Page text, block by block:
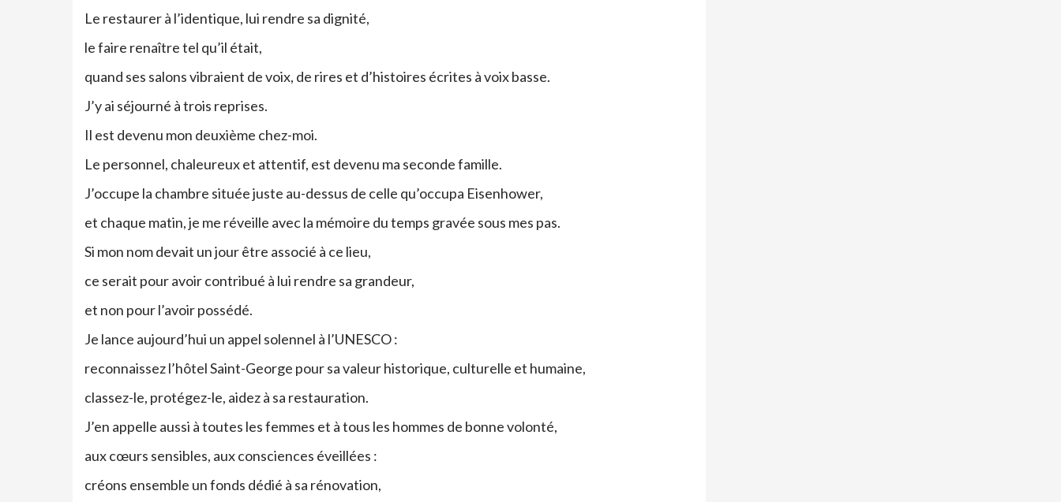
Le restaurer à l’identique, lui rendre sa dignité,
le faire renaître tel qu’il était,
quand ses salons vibraient de voix, de rires et d’histoires écrites à voix basse.
J’y ai séjourné à trois reprises.
Il est devenu mon deuxième chez-moi.
Le personnel, chaleureux et attentif, est devenu ma seconde famille.
J’occupe la chambre située juste au-dessus de celle qu’occupa Eisenhower,
et chaque matin, je me réveille avec la mémoire du temps gravée sous mes pas.
Si mon nom devait un jour être associé à ce lieu,
ce serait pour avoir contribué à lui rendre sa grandeur,
et non pour l’avoir possédé.
Je lance aujourd’hui un appel solennel à l’UNESCO :
reconnaissez l’hôtel Saint-George pour sa valeur historique, culturelle et humaine,
classez-le, protégez-le, aidez à sa restauration.
J’en appelle aussi à toutes les femmes et à tous les hommes de bonne volonté,
aux cœurs sensibles, aux consciences éveillées :
créons ensemble un fonds dédié à sa rénovation,